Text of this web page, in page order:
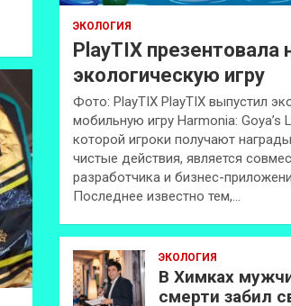
ЭКОЛОГИЯ
PlayTIX презентовала
экологическую игру
Фото: PlayTIX PlayTIX выпустил
мобильную игру Harmonia: Goya’s
которой игроки получают
чистые действия, является
разработчика и бизнес-
Последнее известно тем,…
ЭКОЛОГИЯ
В Химках
смерти забил